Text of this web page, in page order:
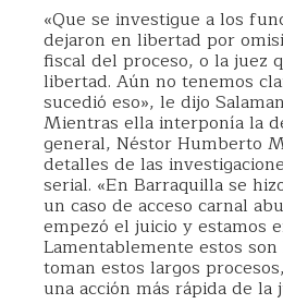
«Que se investigue a los
dejaron en libertad por
fiscal del proceso, o la juez
libertad. Aún no tenemos
sucedió eso», le dijo
Mientras ella interponía la
general, Néstor Humberto
detalles de las
serial. «En Barraquilla se
un caso de acceso carnal
empezó el juicio y estamos
Lamentablemente estos
toman estos largos
una acción más rápida de la